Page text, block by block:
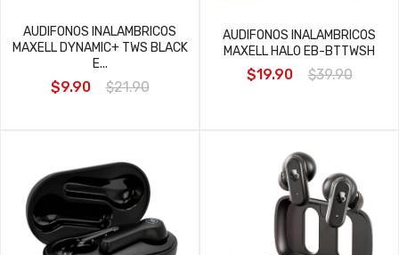
AUDIFONOS INALAMBRICOS
MAXELL DYNAMIC+ TWS BLACK
E...
$9.90 $21.90
AUDIFONOS INALAMBRICOS
MAXELL HALO EB-BTTWSH
$19.90 $39.90